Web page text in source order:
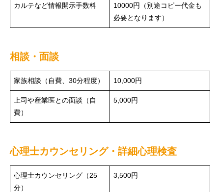
カルテなど情報開示手数料
10000円（別途コピー代金も
必要となります）
相談・面談
家族相談（自費、30分程度） 10,000円
上司や産業医との面談（自
費）
5,000円
心理士カウンセリング・詳細心理検査
心理士カウンセリング（25
分）
3,500円